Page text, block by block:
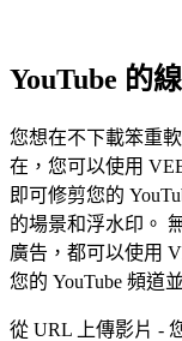
YouTube 的
您想在不下載笨重
在，您可以使用
即可修剪您的
的場景和浮水印。
廣告，都可以使用
您的 YouTube 頻道
從 URL 上傳影片 -